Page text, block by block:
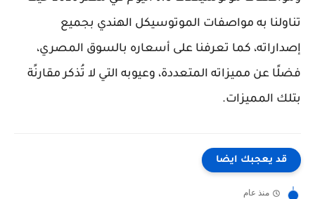
تناولنا به مواصفات الموتوسيكل الهندي بجميع
إصداراته، كما تعرفنا على أسعاره بالسوق المصري،
فضلًا عن مميزاته المتعددة، وعيوبه التي لا تُذكر مقارنًة
بتلك المميزات.
قد يعجبك ايضا
منذ عام